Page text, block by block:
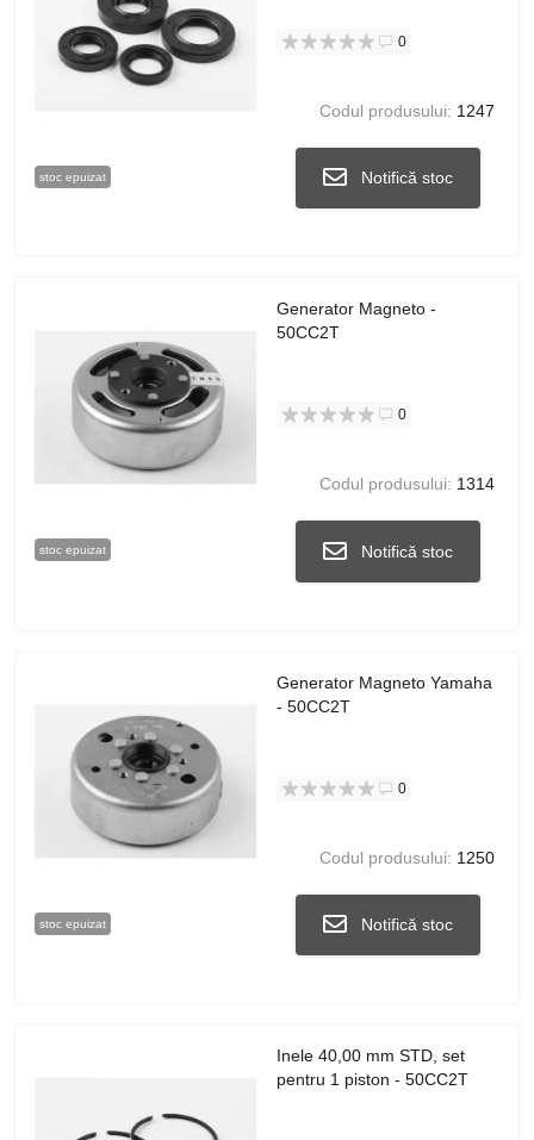
stoc epuizat
0
Codul produsului: 1247
Notifică stoc
stoc epuizat
Generator Magneto -
50CC2T
0
Codul produsului: 1314
Notifică stoc
stoc epuizat
Generator Magneto Yamaha
- 50CC2T
0
Codul produsului: 1250
Notifică stoc
Inele 40,00 mm STD, set
pentru 1 piston - 50CC2T